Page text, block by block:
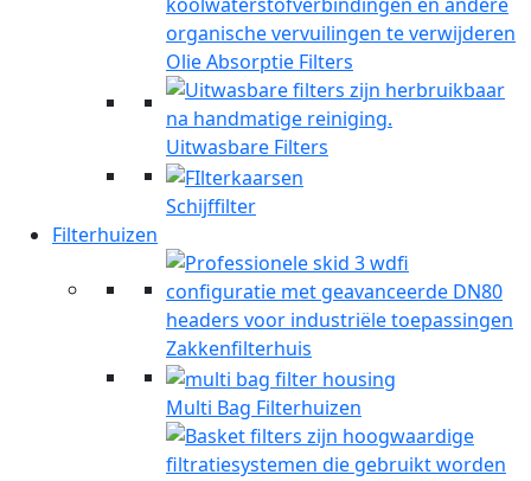
Olie Absorptie Filters
Uitwasbare Filters
Schijffilter
Filterhuizen
Zakkenfilterhuis
Multi Bag Filterhuizen